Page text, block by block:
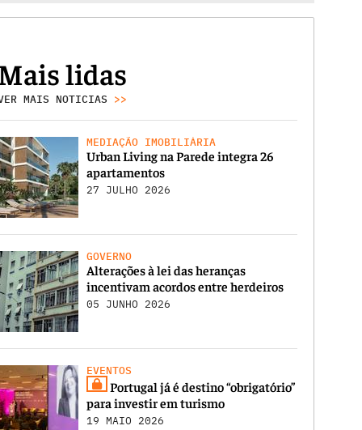
lidas
MAIS NOTICIAS >>
MEDIAÇÃO IMOBILIÁRIA
Urban Living na Parede integra 26
apartamentos
27 JULHO 2026
GOVERNO
Alterações à lei das heranças
incentivam acordos entre herdeiros
05 JUNHO 2026
EVENTOS
Portugal já é destino “obrigatório”
para investir em turismo
19 MAIO 2026